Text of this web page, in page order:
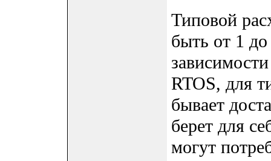
Типовой
быть от 1
RTOS, для
бывает
берет для
могут